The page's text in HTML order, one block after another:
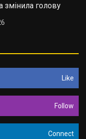
голову
Like
Follow
Connect